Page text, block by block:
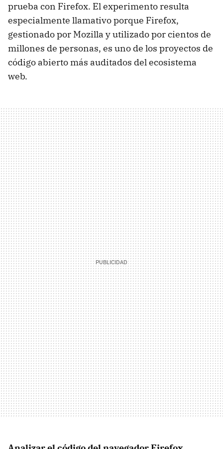
prueba con Firefox. El experimento resulta
especialmente llamativo porque Firefox,
gestionado por Mozilla y utilizado por cientos de
millones de personas, es uno de los proyectos de
código abierto más auditados del ecosistema
web.